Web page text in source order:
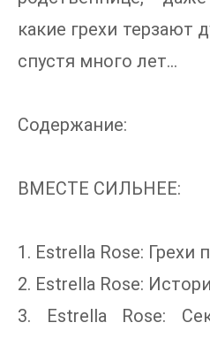
какие грехи
спустя много лет...
Содержание:
ВМЕСТЕ СИЛЬНЕЕ:
1. Estrella Rose: Грехи
2. Estrella Rose:
3. Estrella Rose: